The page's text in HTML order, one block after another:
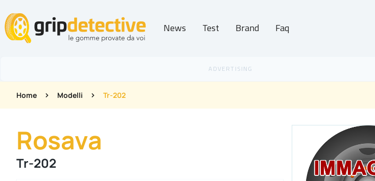
GripDetective News Test Brand Faq
Home Modelli Tr-202
Rosava
Tr-202